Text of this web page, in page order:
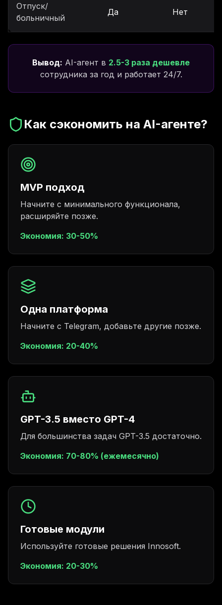
Отпуск/
больничный
Да Нет
Вывод: AI-агент в 2.5-3 раза дешевле
сотрудника за год и работает 24/7.
Как сэкономить на AI-агенте?
MVP подход
Начните с минимального функционала,
расширяйте позже.
Экономия: 30-50%
Одна платформа
Начните с Telegram, добавьте другие позже.
Экономия: 20-40%
GPT-3.5 вместо GPT-4
Для большинства задач GPT-3.5 достаточно.
Экономия: 70-80% (ежемесячно)
Готовые модули
Используйте готовые решения Innosoft.
Экономия: 20-30%